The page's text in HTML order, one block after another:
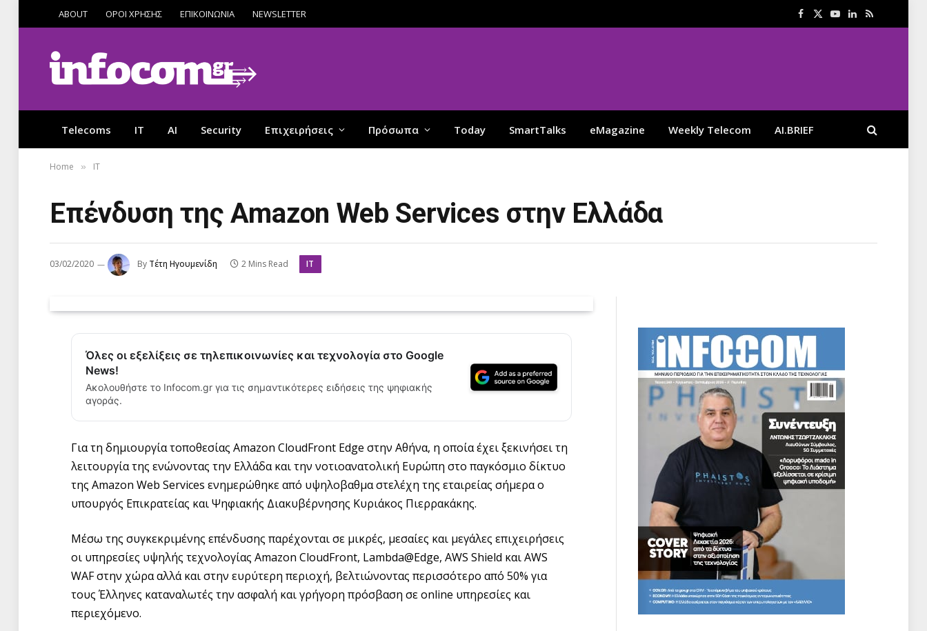
ABOUT ΟΡΟΙ ΧΡΗΣΗΣ ΕΠΙΚΟΙΝΩΝΙΑ NEWSLETTER Facebook
X
YouTube
LinkedIn
RSS
Telecoms IT AI Security Επιχειρήσεις Πρόσωπα Today SmartTalks eMagazine Weekly Telecom AI.BRIEF
Home » IT
Επένδυση της Amazon Web Services στην Ελλάδα
03/02/2020 By Τέτη Ηγουμενίδη 2 Mins Read IT
Όλες οι εξελίξεις σε τηλεπικοινωνίες και τεχνολογία στο Google
News!
Ακολουθήστε το Infocom.gr για τις σημαντικότερες ειδήσεις της ψηφιακής
αγοράς.
Για τη δημιουργία τοποθεσίας Amazon CloudFront Edge στην Αθήνα, η οποία έχει ξεκινήσει τη
λειτουργία της ενώνοντας την Ελλάδα και την νοτιοανατολική Ευρώπη στο παγκόσμιο δίκτυο
της Amazon Web Services ενημερώθηκε από υψηλοβαθμα στελέχη της εταιρείας σήμερα ο
υπουργός Επικρατείας και Ψηφιακής Διακυβέρνησης Κυριάκος Πιερρακάκης.
Μέσω της συγκεκριμένης επένδυσης παρέχονται σε μικρές, μεσαίες και μεγάλες επιχειρήσεις
οι υπηρεσίες υψηλής τεχνολογίας Amazon CloudFront, Lambda@Edge, AWS Shield και AWS
WAF στην χώρα αλλά και στην ευρύτερη περιοχή, βελτιώνοντας περισσότερο από 50% για
τους Έλληνες καταναλωτές την ασφαλή και γρήγορη πρόσβαση σε online υπηρεσίες και
περιεχόμενο.